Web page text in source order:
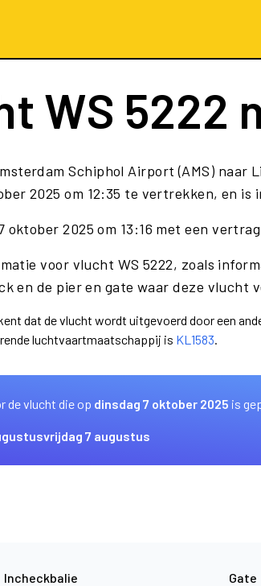
WS 5222
Schiphol Airport (AMS) naar
2025 om 12:35 te vertrekken, en is
2025 om 13:16 met een
voor vlucht WS 5222, zoals
en de pier en gate waar deze vlucht
dat de vlucht wordt uitgevoerd door een
luchtvaartmaatschappij is KL1583.
de vlucht die op dinsdag 7 oktober 2025 is
vrijdag 7 augustus
Incheckbalie Gate